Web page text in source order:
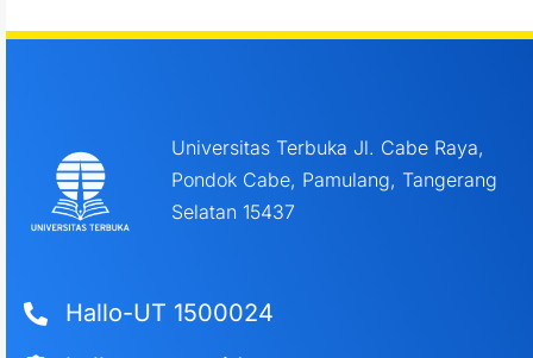
Universitas Terbuka Jl. Cabe Raya,
Pondok Cabe, Pamulang, Tangerang
Selatan 15437
Hallo-UT 1500024